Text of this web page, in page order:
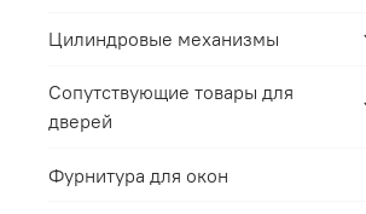
Цилиндровые механизмы
Сопутствующие товары для
дверей
Фурнитура для окон